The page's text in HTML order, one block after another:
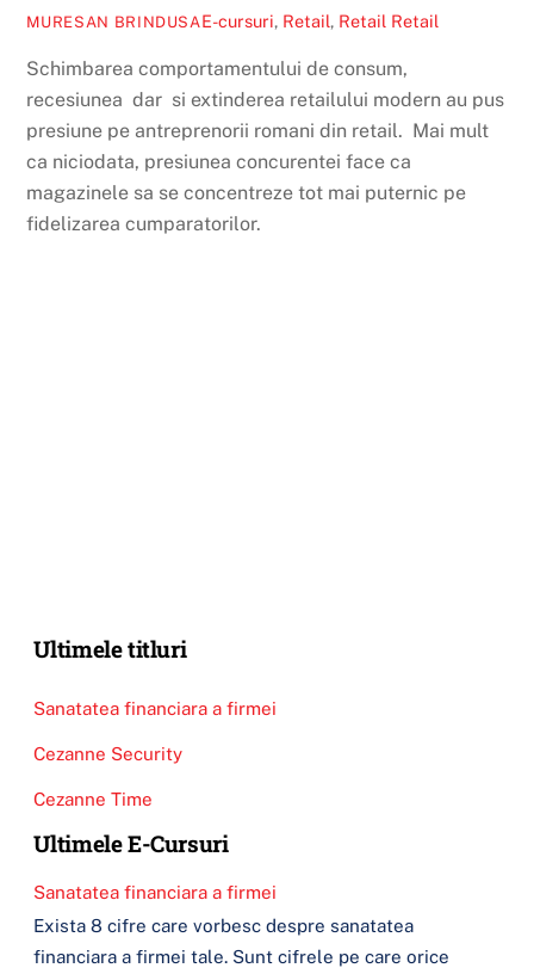
MURESAN BRINDUSAE-cursuri, Retail, Retail Retail
Schimbarea comportamentului de consum,
recesiunea dar si extinderea retailului modern au pus
presiune pe antreprenorii romani din retail. Mai mult
ca niciodata, presiunea concurentei face ca
magazinele sa se concentreze tot mai puternic pe
fidelizarea cumparatorilor.
Ultimele titluri
Sanatatea financiara a firmei
Cezanne Security
Cezanne Time
Ultimele E-Cursuri
Sanatatea financiara a firmei
Exista 8 cifre care vorbesc despre sanatatea
financiara a firmei tale. Sunt cifrele pe care orice